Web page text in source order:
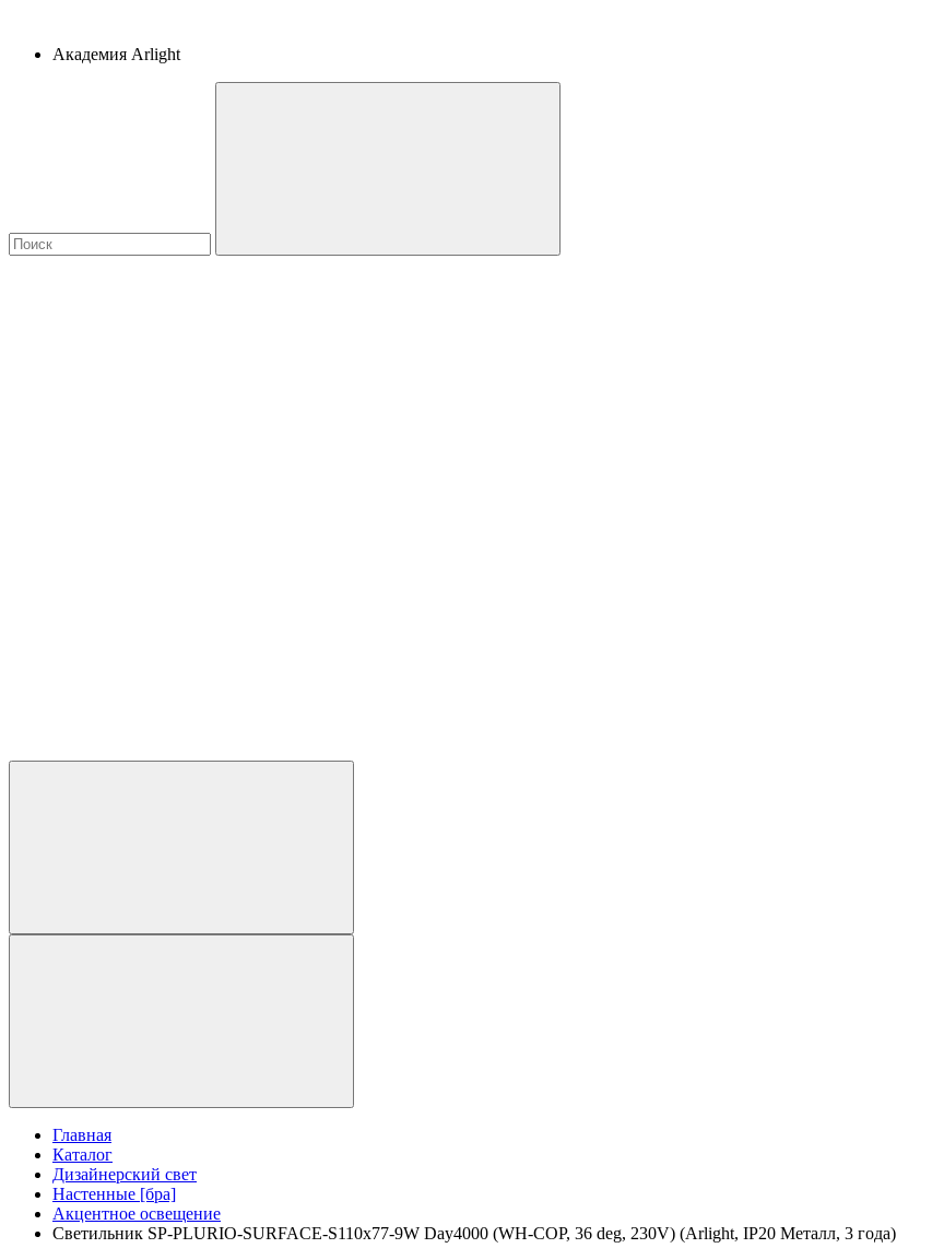
Академия Arlight
Главная
Каталог
Дизайнерский свет
Настенные [бра]
Акцентное освещение
Светильник SP-PLURIO-SURFACE-S110x77-9W Day4000 (WH-COP, 36 deg, 230V) (Arlight, IP20 Металл, 3 года)